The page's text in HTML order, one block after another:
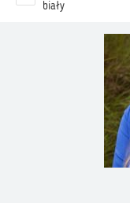
biały